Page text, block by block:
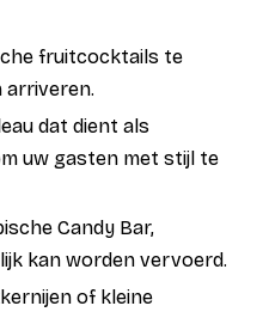
fruitcocktails te
arriveren.
dat dient als
uw gasten met stijl te
Candy Bar,
kan worden vervoerd.
of kleine